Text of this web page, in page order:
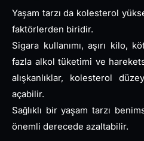
Yaşam tarzı da kolesterol
faktörlerden biridir.
Sigara kullanımı, aşırı kilo,
fazla alkol tüketimi ve
alışkanlıklar, kolesterol
açabilir.
Sağlıklı bir yaşam tarzı
önemli derecede azaltabilir.